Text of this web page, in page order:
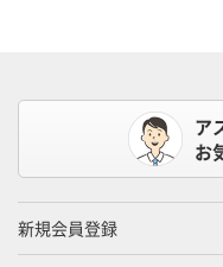
ア
お
新規会員登録